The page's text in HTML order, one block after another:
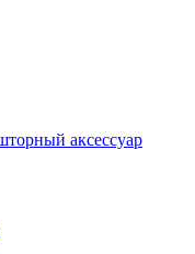
аксессуар